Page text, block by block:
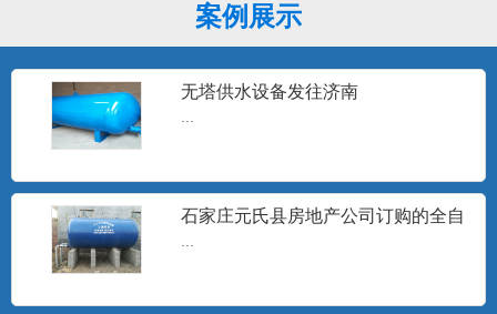
无塔供水器
旋流除砂器
流井水除砂器销往地区有：...
案例展示
无塔供水设备发往济南
...
石家庄元氏县房地产公司订购的全自
...